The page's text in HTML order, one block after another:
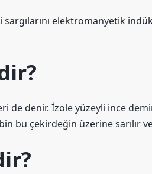
elektromanyetik
denir. İzole yüzeyli ince
bu çekirdeğin üzerine sarılır